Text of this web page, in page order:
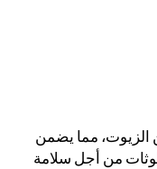
الزيوت، مما يضمن
من أجل سلامة